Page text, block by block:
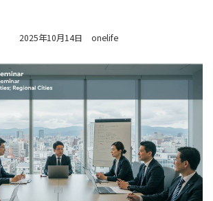
最
更
新
日
時
2025年10月14日 onelife